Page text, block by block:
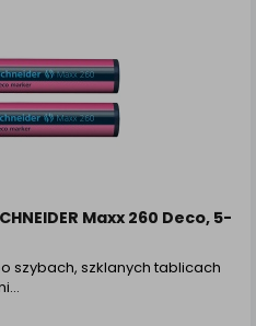
Maxx 260 Deco, 5-
szybach, szklanych tablicach